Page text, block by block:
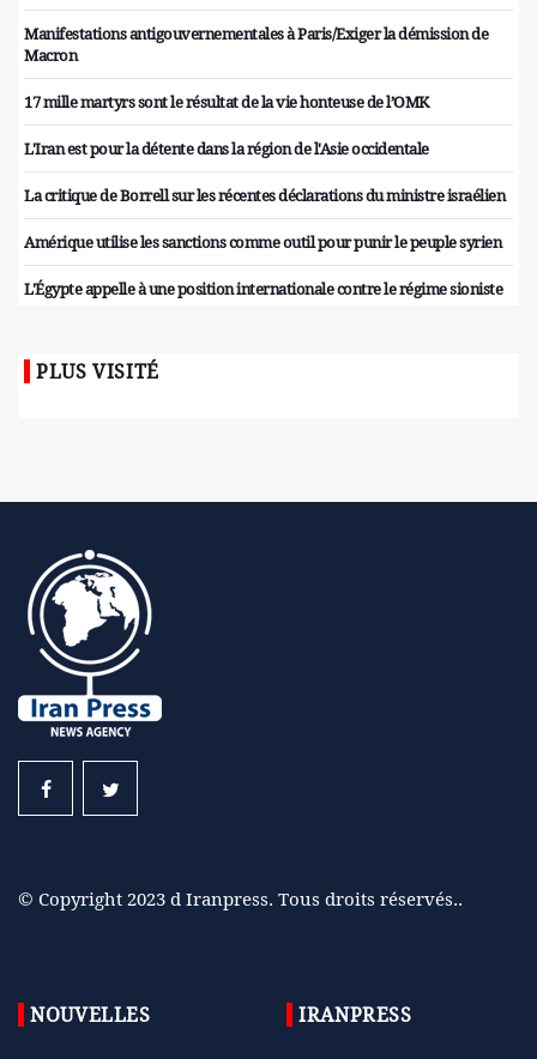
Manifestations antigouvernementales à Paris/Exiger la démission de
Macron
17 mille martyrs sont le résultat de la vie honteuse de l’OMK
L'Iran est pour la détente dans la région de l'Asie occidentale
La critique de Borrell sur les récentes déclarations du ministre israélien
Amérique utilise les sanctions comme outil pour punir le peuple syrien
L'Égypte appelle à une position internationale contre le régime sioniste
PLUS VISITÉ
© Copyright 2023 d Iranpress. Tous droits réservés..
NOUVELLES IRANPRESS